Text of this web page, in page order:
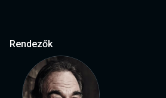
Rendezők